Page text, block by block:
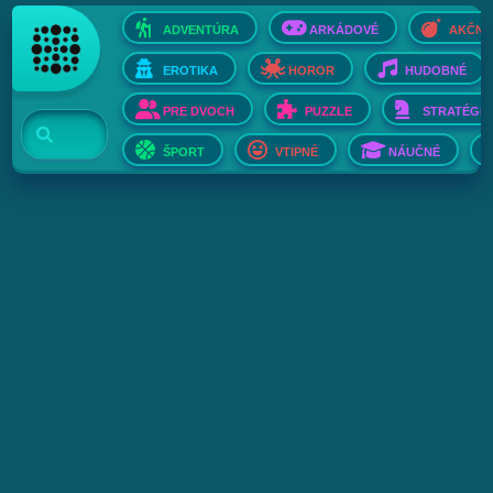
ADVENTÚRA ARKÁDOVÉ AKČNÉ
EROTIKA HOROR HUDOBNÉ
PRE DVOCH PUZZLE STRATÉGIE
ŠPORT VTIPNÉ NÁUČNÉ